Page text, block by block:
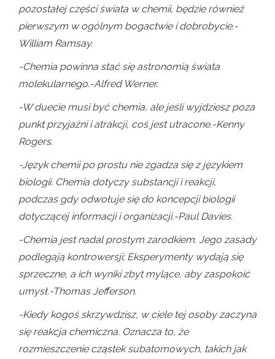
pozostałej części świata w chemii, będzie również
pierwszym w ogólnym bogactwie i dobrobycie.-
William Ramsay.
-Chemia powinna stać się astronomią świata
molekularnego.-Alfred Werner.
-W duecie musi być chemia, ale jeśli wyjdziesz poza
punkt przyjaźni i atrakcji, coś jest utracone.-Kenny
Rogers.
-Język chemii po prostu nie zgadza się z językiem
biologii. Chemia dotyczy substancji i reakcji,
podczas gdy odwołuje się do koncepcji biologii
dotyczącej informacji i organizacji.-Paul Davies.
-Chemia jest nadal prostym zarodkiem. Jego zasady
podlegają kontrowersji; Eksperymenty wydają się
sprzeczne, a ich wyniki zbyt mylące, aby zaspokoić
umysł.-Thomas Jefferson.
-Kiedy kogoś skrzywdzisz, w ciele tej osoby zaczyna
się reakcja chemiczna. Oznacza to, że
rozmieszczenie cząstek subatomowych, takich jak